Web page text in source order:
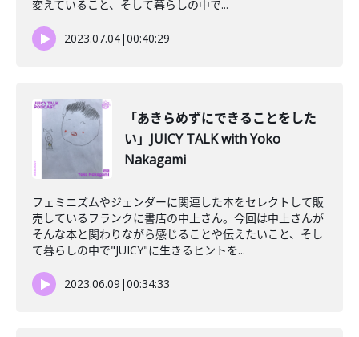
変えていること、そして暮らしの中で...
2023.07.04|00:40:29
「あきらめずにできることをした
い」JUICY TALK with Yoko
Nakagami
フェミニズムやジェンダーに関連した本をセレクトして販
売しているフランクに書店の中上さん。今回は中上さんが
そんな本と関わりながら感じることや伝えたいこと、そし
て暮らしの中で"JUICY"に生きるヒントを...
2023.06.09 |00:34:33